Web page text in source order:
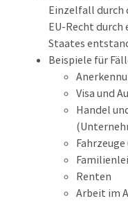
Einzelfall durch
EU-Recht durch
Staates
Beispiele für
Visa und
Handel
Renten
Arbeit im